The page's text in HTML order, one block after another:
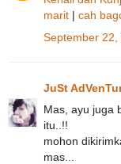
marit | cah
September 22,
JuSt
Mas, ayu juga
itu..!!
mohon
mas...